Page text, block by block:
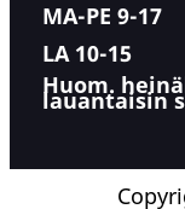
MA-PE 9-17
LA 10-15
Huom.
lauantaisin